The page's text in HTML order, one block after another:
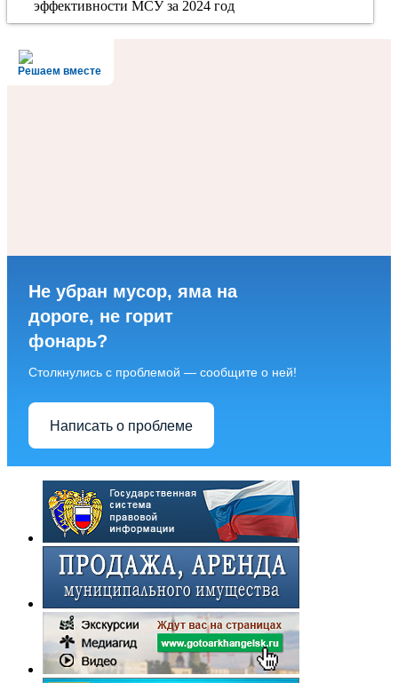
эффективности МСУ за 2024 год
Решаем вместе
Не убран мусор, яма на
дороге, не горит
фонарь?
Столкнулись с проблемой — сообщите о ней!
Написать о проблеме